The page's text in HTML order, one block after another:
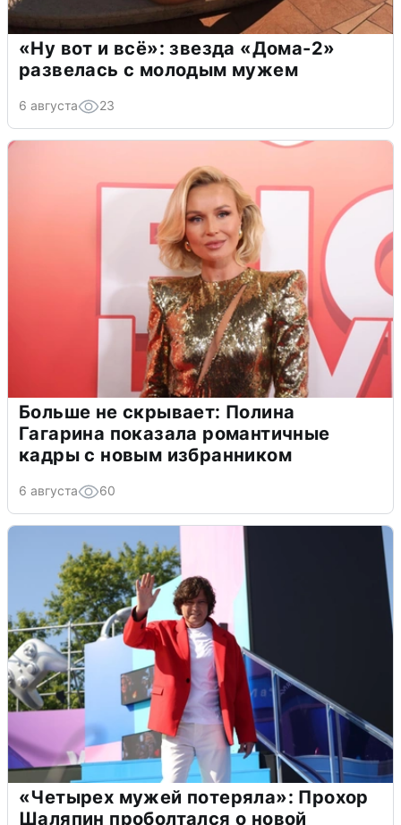
«Ну вот и всё»: звезда «Дома-2»
развелась с молодым мужем
6 августа 23
Больше не скрывает: Полина
Гагарина показала романтичные
кадры с новым избранником
6 августа 60
«Четырех мужей потеряла»: Прохор
Шаляпин проболтался о новой